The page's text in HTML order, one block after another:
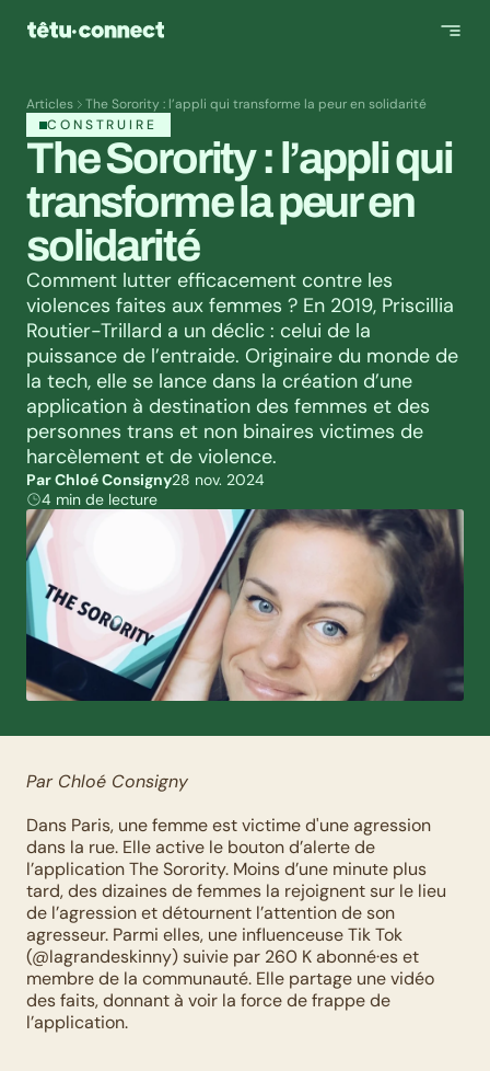
Articles
The Sorority : l’appli qui transforme la peur en solidarité
CONSTRUIRE
The Sorority : l’appli qui
transforme la peur en
solidarité
Comment lutter efficacement contre les
violences faites aux femmes ? En 2019, Priscillia
Routier-Trillard a un déclic : celui de la
puissance de l’entraide. Originaire du monde de
la tech, elle se lance dans la création d’une
application à destination des femmes et des
personnes trans et non binaires victimes de
harcèlement et de violence.
Par Chloé Consigny28 nov. 2024
4 min de lecture
Par Chloé Consigny
Dans Paris, une femme est victime d'une agression
dans la rue. Elle active le bouton d’alerte de
l’application The Sorority. Moins d’une minute plus
tard, des dizaines de femmes la rejoignent sur le lieu
de l’agression et détournent l’attention de son
agresseur. Parmi elles, une influenceuse Tik Tok
(@lagrandeskinny) suivie par 260 K abonné·es et
membre de la communauté. Elle partage une vidéo
des faits, donnant à voir la force de frappe de
l’application.